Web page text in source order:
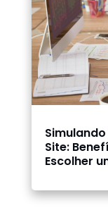
Site:
Escolher